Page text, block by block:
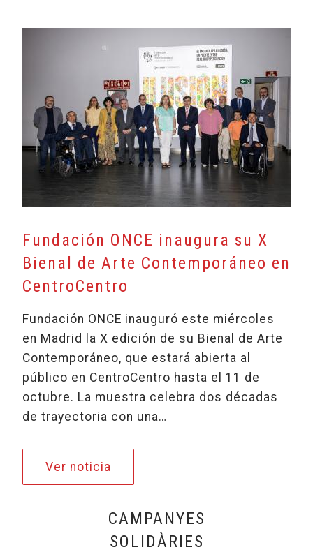
Fundación ONCE inaugura su X
Bienal de Arte Contemporáneo en
CentroCentro
Fundación ONCE inauguró este miércoles
en Madrid la X edición de su Bienal de Arte
Contemporáneo, que estará abierta al
público en CentroCentro hasta el 11 de
octubre. La muestra celebra dos décadas
de trayectoria con una…
Ver noticia
CAMPANYES
SOLIDÀRIES